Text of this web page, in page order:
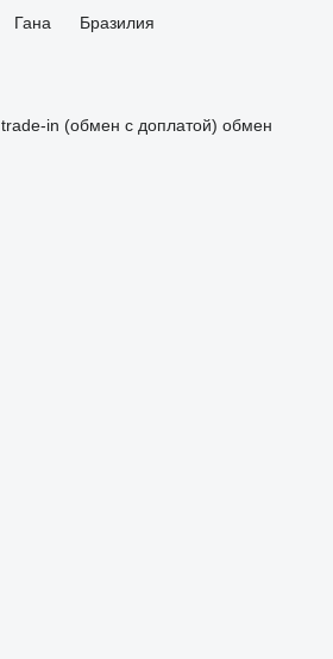
Гана
Бразилия
trade-in (обмен с доплатой) обмен